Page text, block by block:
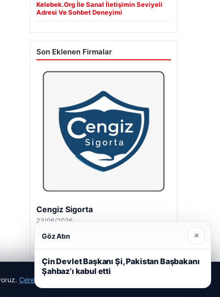
Kelebek.Org İle Sanal İletişimin Seviyeli
Adresi Ve Sohbet Deneyimi
Son Eklenen Firmalar
Cengiz Sigorta
23/06/2026
Çerez Politikamız
Göz Atın ×
Çin Devlet Başkanı Şi, Pakistan Başbakanı
Şahbaz’ı kabul etti